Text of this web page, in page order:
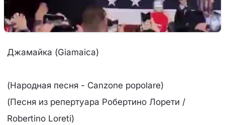
Джамайка (Giamaica)
(Народная песня - Canzone popolare)
(Песня из репертуара Робертино Лорети /
Robertino Loreti)